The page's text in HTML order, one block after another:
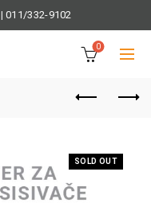
|011/332-9102
0
SOLD OUT